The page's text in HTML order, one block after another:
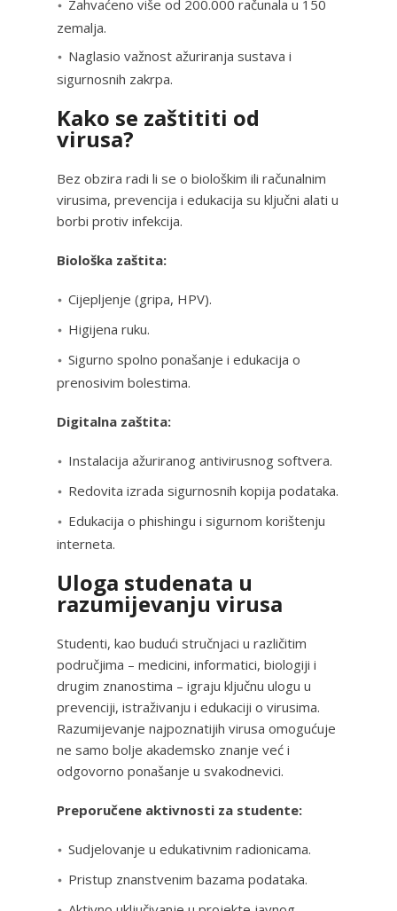
Zahvaćeno više od 200.000 računala u 150
zemalja.
Naglasio važnost ažuriranja sustava i
sigurnosnih zakrpa.
Kako se zaštititi od
virusa?
Bez obzira radi li se o biološkim ili računalnim
virusima, prevencija i edukacija su ključni alati u
borbi protiv infekcija.
Biološka zaštita:
Cijepljenje (gripa, HPV).
Higijena ruku.
Sigurno spolno ponašanje i edukacija o
prenosivim bolestima.
Digitalna zaštita:
Instalacija ažuriranog antivirusnog softvera.
Redovita izrada sigurnosnih kopija podataka.
Edukacija o phishingu i sigurnom korištenju
interneta.
Uloga studenata u
razumijevanju virusa
Studenti, kao budući stručnjaci u različitim
područjima – medicini, informatici, biologiji i
drugim znanostima – igraju ključnu ulogu u
prevenciji, istraživanju i edukaciji o virusima.
Razumijevanje najpoznatijih virusa omogućuje
ne samo bolje akademsko znanje već i
odgovorno ponašanje u svakodnevici.
Preporučene aktivnosti za studente:
Sudjelovanje u edukativnim radionicama.
Pristup znanstvenim bazama podataka.